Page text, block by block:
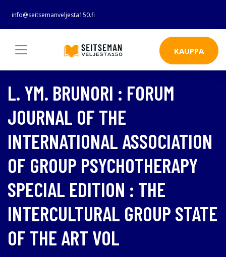
info@seitsemanveljesta150.fi
KAUPPA
L. YM. BRUNORI : FORUM
JOURNAL OF THE
INTERNATIONAL ASSOCIATION
OF GROUP PSYCHOTHERAPY
SPECIAL EDITION : THE
INTERCULTURAL GROUP STATE
OF THE ART VOL